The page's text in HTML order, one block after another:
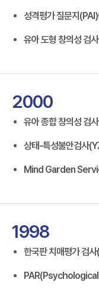
성격평가 질문지(PAI)
유아 도형 창의성 검
2000
유아 종합 창의성 검
상태-특성불안검사
Mind Garden
1998
한국판 치매평가 검